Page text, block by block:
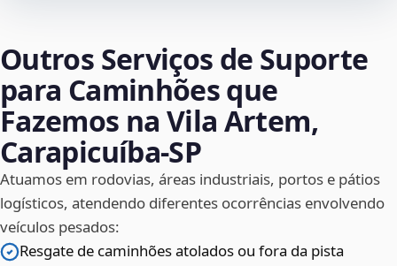
Outros Serviços de Suporte
para Caminhões que
Fazemos na Vila Artem,
Carapicuíba‑SP
Atuamos em rodovias, áreas industriais, portos e pátios
logísticos, atendendo diferentes ocorrências envolvendo
veículos pesados:
Resgate de caminhões atolados ou fora da pista